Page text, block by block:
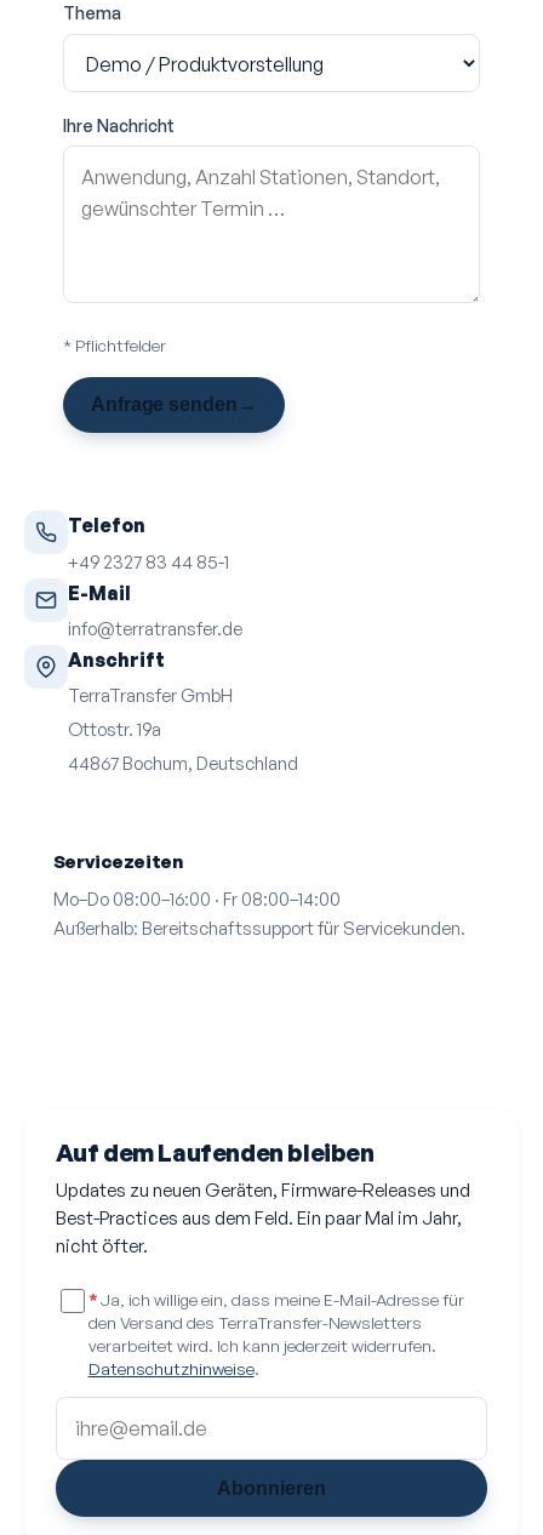
Thema
Ihre Nachricht
* Pflichtfelder
Anfrage senden →
Telefon
+49 2327 83 44 85-1
E-Mail
info@terratransfer.de
Anschrift
TerraTransfer GmbH
Ottostr. 19a
44867 Bochum, Deutschland
Servicezeiten
Mo–Do 08:00–16:00 · Fr 08:00–14:00
Außerhalb: Bereitschafts­support für Servicekunden.
Auf dem Laufenden bleiben
Updates zu neuen Geräten, Firmware-Releases und
Best-Practices aus dem Feld. Ein paar Mal im Jahr,
nicht öfter.
*Ja, ich willige ein, dass meine E-Mail-Adresse für
den Versand des TerraTransfer-Newsletters
verarbeitet wird. Ich kann jederzeit widerrufen.
Datenschutzhinweise.
Abonnieren